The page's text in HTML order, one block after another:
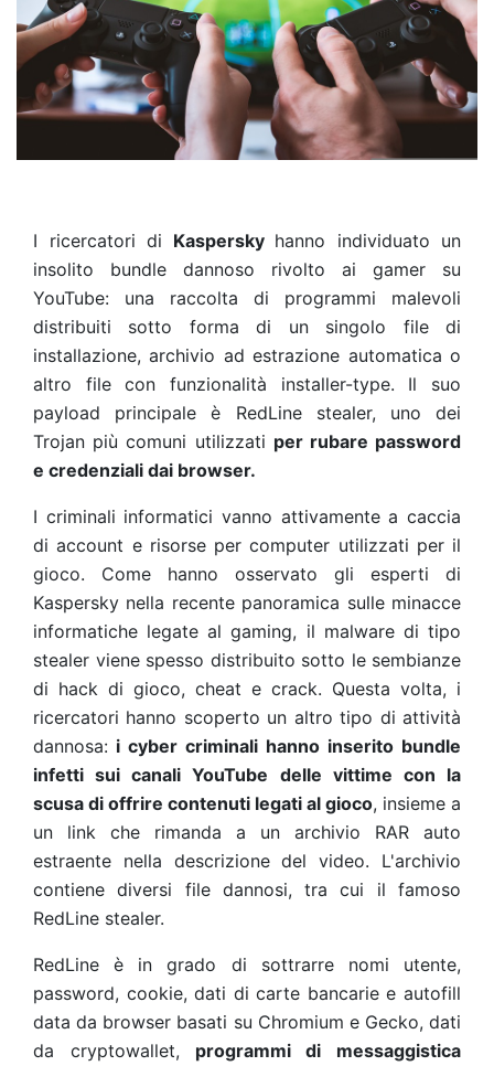
I ricercatori di Kaspersky hanno individuato un
insolito bundle dannoso rivolto ai gamer su
YouTube: una raccolta di programmi malevoli
distribuiti sotto forma di un singolo file di
installazione, archivio ad estrazione automatica o
altro file con funzionalità installer-type. Il suo
payload principale è RedLine stealer, uno dei
Trojan più comuni utilizzati per rubare password
e credenziali dai browser.
I criminali informatici vanno attivamente a caccia
di account e risorse per computer utilizzati per il
gioco. Come hanno osservato gli esperti di
Kaspersky nella recente panoramica sulle minacce
informatiche legate al gaming, il malware di tipo
stealer viene spesso distribuito sotto le sembianze
di hack di gioco, cheat e crack. Questa volta, i
ricercatori hanno scoperto un altro tipo di attività
dannosa: i cyber criminali hanno inserito bundle
infetti sui canali YouTube delle vittime con la
scusa di offrire contenuti legati al gioco, insieme a
un link che rimanda a un archivio RAR auto
estraente nella descrizione del video. L'archivio
contiene diversi file dannosi, tra cui il famoso
RedLine stealer.
RedLine è in grado di sottrarre nomi utente,
password, cookie, dati di carte bancarie e autofill
data da browser basati su Chromium e Gecko, dati
da cryptowallet, programmi di messaggistica